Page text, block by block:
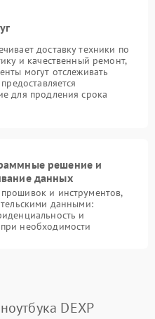
доставку техники по
и качественный ремонт,
могут отслеживать
для продления срока
решение и
данных
и инструментов,
данными:
и
необходимости
DEXP